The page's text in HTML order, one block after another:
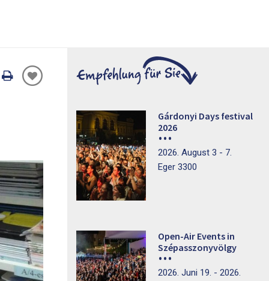
Oldal
Gárdonyi Days festival
2026
2026. August 3 - 7.
Eger 3300
Open-Air Events in
Szépasszonyvölgy
2026. Juni 19. - 2026.